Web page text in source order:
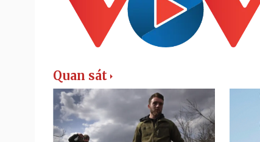
Quan sát